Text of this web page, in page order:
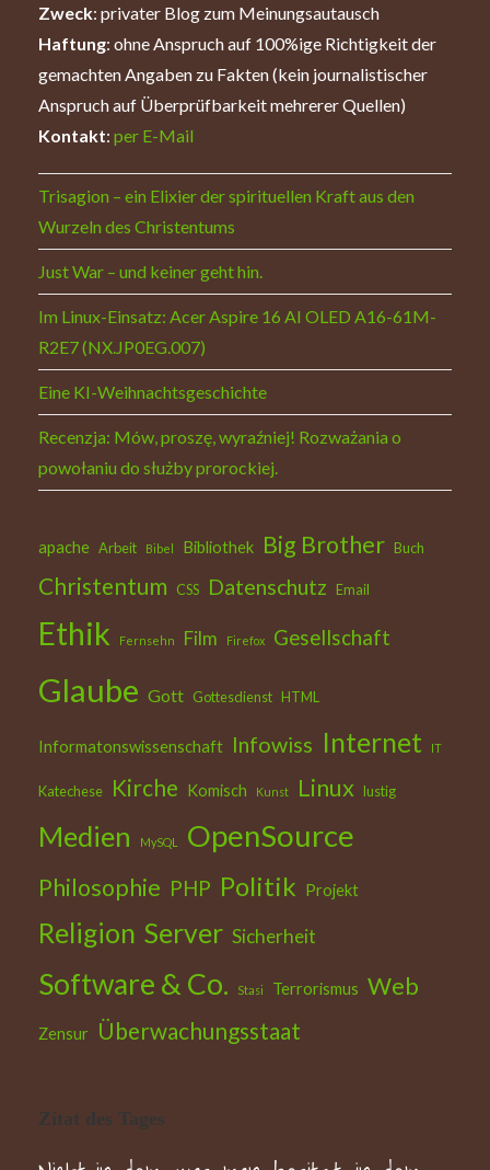
Zweck: privater Blog zum Meinungsautausch
Haftung: ohne Anspruch auf 100%ige Richtigkeit der
gemachten Angaben zu Fakten (kein journalistischer
Anspruch auf Überprüfbarkeit mehrerer Quellen)
Kontakt: per E-Mail
Trisagion – ein Elixier der spirituellen Kraft aus den
Wurzeln des Christentums
Just War – und keiner geht hin.
Im Linux-Einsatz: Acer Aspire 16 AI OLED A16-61M-
R2E7 (NX.JP0EG.007)
Eine KI-Weihnachtsgeschichte
Recenzja: Mów, proszę, wyraźniej! Rozważania o
powołaniu do służby prorockiej.
apache Arbeit Bibel Bibliothek Big Brother Buch
Christentum CSS Datenschutz Email
Ethik Fernsehn Film Firefox Gesellschaft
Glaube Gott Gottesdienst HTML
Informatonswissenschaft Infowiss Internet IT
Katechese Kirche Komisch Kunst Linux lustig
Medien MySQL OpenSource
Philosophie PHP Politik Projekt
Religion Server Sicherheit
Software & Co. Stasi Terrorismus Web
Zensur Überwachungsstaat
Zitat des Tages